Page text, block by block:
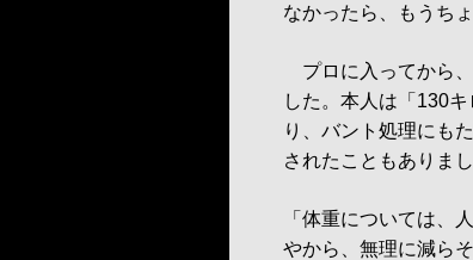
なかったら、もうち
プロに入ってから
した。本人は「130
り、バント処理にも
されたこともありま
「体重については、
やから、無理に減ら